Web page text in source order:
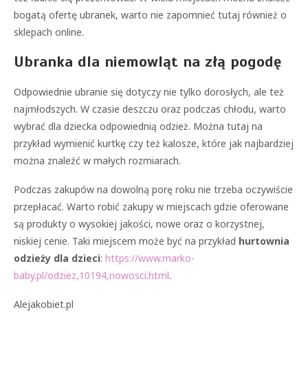
bogatą ofertę ubranek, warto nie zapomnieć tutaj również o
sklepach online.
Ubranka dla niemowląt na złą pogodę
Odpowiednie ubranie się dotyczy nie tylko dorosłych, ale też
najmłodszych. W czasie deszczu oraz podczas chłodu, warto
wybrać dla dziecka odpowiednią odzież. Można tutaj na
przykład wymienić kurtkę czy też kalosze, które jak najbardziej
można znaleźć w małych rozmiarach.
Podczas zakupów na dowolną porę roku nie trzeba oczywiście
przepłacać. Warto robić zakupy w miejscach gdzie oferowane
są produkty o wysokiej jakości, nowe oraz o korzystnej,
niskiej cenie. Taki miejscem może być na przykład hurtownia
odzieży dla dzieci: https://www.marko-
baby.pl/odziez,10194,nowosci.html.
Alejakobiet.pl